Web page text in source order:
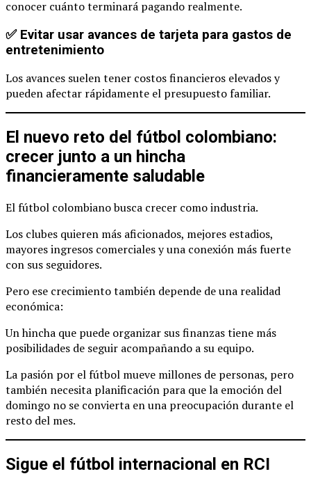
conocer cuánto terminará pagando realmente.
✅ Evitar usar avances de tarjeta para gastos de
entretenimiento
Los avances suelen tener costos financieros elevados y
pueden afectar rápidamente el presupuesto familiar.
El nuevo reto del fútbol colombiano:
crecer junto a un hincha
financieramente saludable
El fútbol colombiano busca crecer como industria.
Los clubes quieren más aficionados, mejores estadios,
mayores ingresos comerciales y una conexión más fuerte
con sus seguidores.
Pero ese crecimiento también depende de una realidad
económica:
Un hincha que puede organizar sus finanzas tiene más
posibilidades de seguir acompañando a su equipo.
La pasión por el fútbol mueve millones de personas, pero
también necesita planificación para que la emoción del
domingo no se convierta en una preocupación durante el
resto del mes.
Sigue el fútbol internacional en RCI